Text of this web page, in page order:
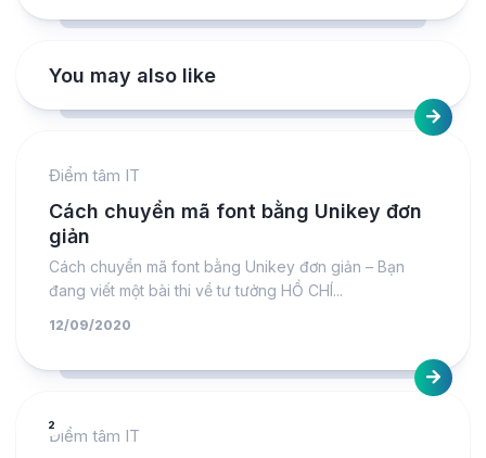
You may also like
Điểm tâm IT
Cách chuyển mã font bằng Unikey đơn
giản
Cách chuyển mã font bằng Unikey đơn giản – Bạn
đang viết một bài thi về tư tưởng HỒ CHÍ...
12/09/2020
2
Điểm tâm IT